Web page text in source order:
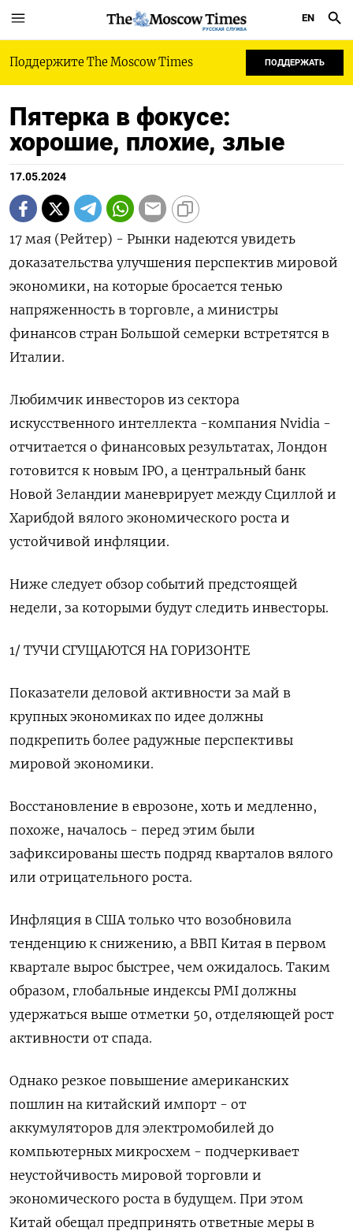
РУССКАЯ СЛУЖБА
EN
Поддержите The Moscow Times ПОДДЕРЖАТЬ
Пятерка в фокусе:
хорошие, плохие, злые
17.05.2024
17 мая (Рейтер) - Рынки надеются увидеть
доказательства улучшения перспектив мировой
экономики, на которые бросается тенью
напряженность в торговле, а министры
финансов стран Большой семерки встретятся в
Италии.
Любимчик инвесторов из сектора
искусственного интеллекта -компания Nvidia -
отчитается о финансовых результатах, Лондон
готовится к новым IPO, а центральный банк
Новой Зеландии маневрирует между Сциллой и
Харибдой вялого экономического роста и
устойчивой инфляции.
Ниже следует обзор событий предстоящей
недели, за которыми будут следить инвесторы.
1/ ТУЧИ СГУЩАЮТСЯ НА ГОРИЗОНТЕ
Показатели деловой активности за май в
крупных экономиках по идее должны
подкрепить более радужные перспективы
мировой экономики.
Восстановление в еврозоне, хоть и медленно,
похоже, началось - перед этим были
зафиксированы шесть подряд кварталов вялого
или отрицательного роста.
Инфляция в США только что возобновила
тенденцию к снижению, а ВВП Китая в первом
квартале вырос быстрее, чем ожидалось. Таким
образом, глобальные индексы PMI должны
удержаться выше отметки 50, отделяющей рост
активности от спада.
Однако резкое повышение американских
пошлин на китайский импорт - от
аккумуляторов для электромобилей до
компьютерных микросхем - подчеркивает
неустойчивость мировой торговли и
экономического роста в будущем. При этом
Китай обещал предпринять ответные меры в